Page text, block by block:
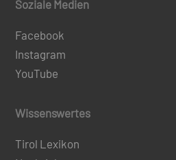
Soziale Medien
Facebook
Instagram
YouTube
Wissenswertes
Tirol Lexikon